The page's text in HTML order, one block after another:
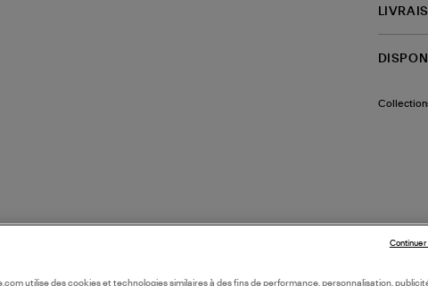
utilise des cookies et technologies similaires à des fins de performance, personnalisation,
Continuer